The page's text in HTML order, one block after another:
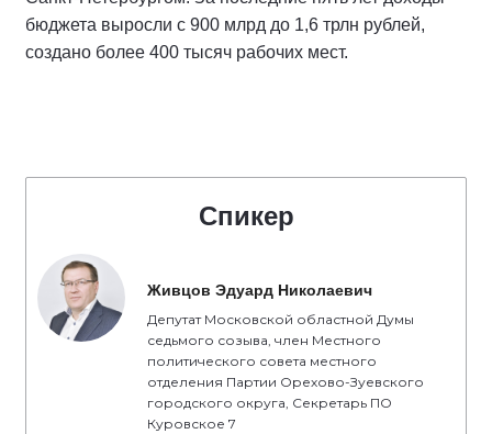
бюджета выросли с 900 млрд до 1,6 трлн рублей,
создано более 400 тысяч рабочих мест.
Спикер
Живцов Эдуард Николаевич
Депутат Московской областной Думы
седьмого созыва, член Местного
политического совета местного
отделения Партии Орехово-Зуевского
городского округа, Секретарь ПО
Куровское 7